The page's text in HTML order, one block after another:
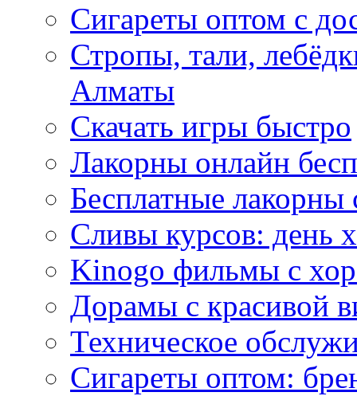
Сигареты оптом с
Стропы, тали,
Алматы
Скачать игры быстро
Лакорны онлайн
Бесплатные лакорны
Сливы курсов: день
Kinogo фильмы с
Дорамы с красивой
Техническое
Сигареты оптом: